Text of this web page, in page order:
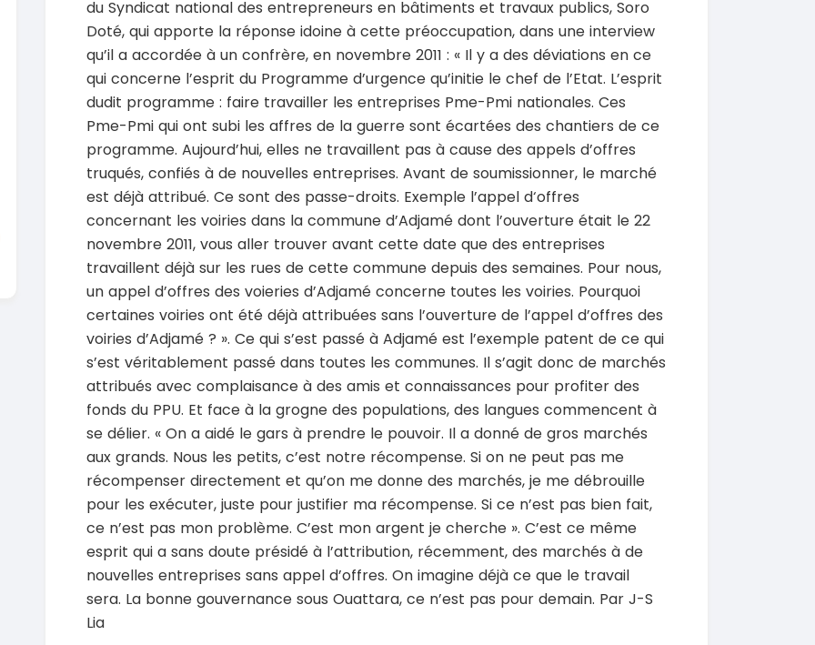
Dacia Dokker
Dokker 1.6
2014
100000 Km
3 800 000FCFA
En vente
SPÉCIAL
Mazda CX-5
CX-5 2.0 sport
2015
100000 Km
8 900 000FCFA
En vente
SPÉCIAL
KIA Sorento
Sorento full option
2021
60000 Km
18 500 000
En vente
du Syndicat national des entrepreneurs en bâtiments et travaux publics, Soro
Doté, qui apporte la réponse idoine à cette préoccupation, dans une interview
qu’il a accordée à un confrère, en novembre 2011 : « Il y a des déviations en ce
qui concerne l’esprit du Programme d’urgence qu’initie le chef de l’Etat. L’esprit
dudit programme : faire travailler les entreprises Pme-Pmi nationales. Ces
Pme-Pmi qui ont subi les affres de la guerre sont écartées des chantiers de ce
programme. Aujourd’hui, elles ne travaillent pas à cause des appels d’offres
truqués, confiés à de nouvelles entreprises. Avant de soumissionner, le marché
est déjà attribué. Ce sont des passe-droits. Exemple l’appel d‘offres
concernant les voiries dans la commune d’Adjamé dont l’ouverture était le 22
novembre 2011, vous aller trouver avant cette date que des entreprises
travaillent déjà sur les rues de cette commune depuis des semaines. Pour nous,
un appel d’offres des voieries d’Adjamé concerne toutes les voiries. Pourquoi
certaines voiries ont été déjà attribuées sans l’ouverture de l’appel d’offres des
voiries d’Adjamé ? ». Ce qui s’est passé à Adjamé est l’exemple patent de ce qui
s’est véritablement passé dans toutes les communes. Il s’agit donc de marchés
attribués avec complaisance à des amis et connaissances pour profiter des
fonds du PPU. Et face à la grogne des populations, des langues commencent à
se délier. « On a aidé le gars à prendre le pouvoir. Il a donné de gros marchés
aux grands. Nous les petits, c’est notre récompense. Si on ne peut pas me
récompenser directement et qu’on me donne des marchés, je me débrouille
pour les exécuter, juste pour justifier ma récompense. Si ce n’est pas bien fait,
ce n’est pas mon problème. C’est mon argent je cherche ». C’est ce même
esprit qui a sans doute présidé à l’attribution, récemment, des marchés à de
nouvelles entreprises sans appel d’offres. On imagine déjà ce que le travail
sera. La bonne gouvernance sous Ouattara, ce n’est pas pour demain. Par J-S
Lia